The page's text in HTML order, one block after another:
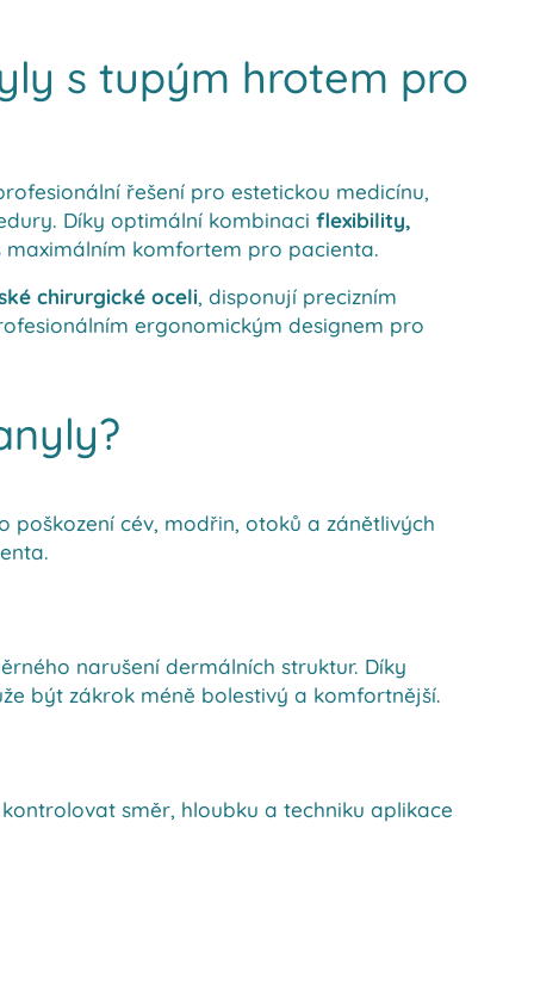
s tupým hrotem pro
řešení pro estetickou medicínu,
Díky optimální kombinaci flexibility,
maximálním komfortem pro pacienta.
chirurgické oceli, disponují precizním
ergonomickým designem pro
poškození cév, modřin, otoků a zánětlivých
narušení dermálních struktur. Díky
být zákrok méně bolestivý a komfortnější.
směr, hloubku a techniku aplikace